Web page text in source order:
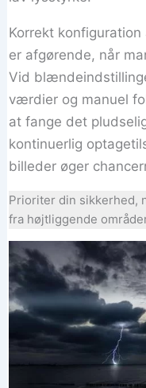
Korrekt
er afgørende, når
Vid
værdier og manuel
at fange det
kontinuerlig
billeder øger
Prioriter din sikkerhed,
fra højtliggende